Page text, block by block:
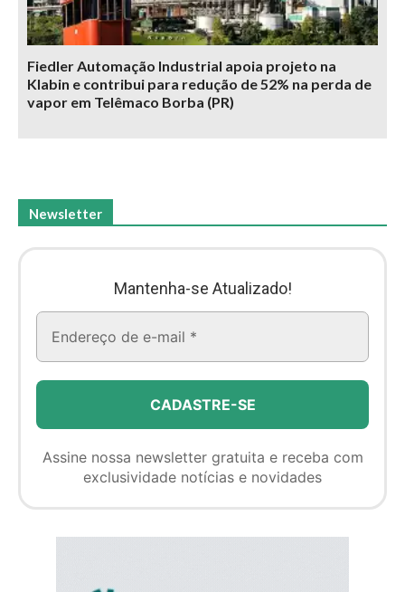
Fiedler Automação Industrial apoia projeto na
Klabin e contribui para redução de 52% na perda de
vapor em Telêmaco Borba (PR)
Newsletter
Mantenha-se Atualizado!
Assine nossa newsletter gratuita e receba com
exclusividade notícias e novidades